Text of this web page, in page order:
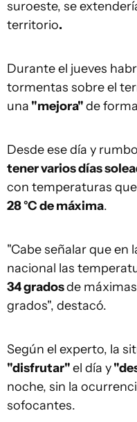
suroeste, se
territorio.
Durante el jueves
tormentas sobre el
una "mejora"de
Desde ese día y
tener varios días
con temperaturas
28 °C de máxima.
"Cabe señalar que
nacional las
34 gradosde
grados", destacó.
Según el experto, la
"disfrutar"el día y
noche, sin la
sofocantes.